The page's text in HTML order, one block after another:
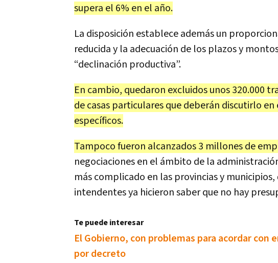
supera el 6% en el año.
La disposición establece además un
reducida y la adecuación de los plazos y
“declinación productiva”.
En cambio, quedaron excluidos unos 320.000
de casas particulares que deberán discutirlo
específicos.
Tampoco fueron alcanzados 3 millones de
negociaciones en el ámbito de la
más complicado en las provincias y
intendentes ya hicieron saber que no hay
Te puede interesar
El Gobierno, con problemas para acordar con
por decreto